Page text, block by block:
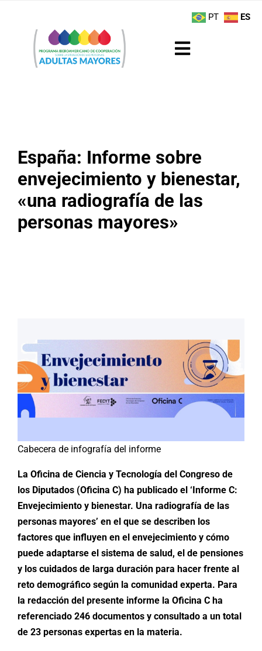
contenido
Toggle
Actividades
Boletín
Buenas Prácticas
España: Informe sobre
envejecimiento y bienestar,
«una radiografía de las
personas mayores»
Cabecera de infografía del informe
La Oficina de Ciencia y Tecnología del Congreso de
los Diputados (Oficina C) ha publicado el ‘Informe C:
Envejecimiento y bienestar. Una radiografía de las
personas mayores’ en el que se describen los
factores que influyen en el envejecimiento y cómo
puede adaptarse el sistema de salud, el de pensiones
y los cuidados de larga duración para hacer frente al
reto demográfico según la comunidad experta. Para
la redacción del presente informe la Oficina C ha
referenciado 246 documentos y consultado a un total
de 23 personas expertas en la materia.
PT ES